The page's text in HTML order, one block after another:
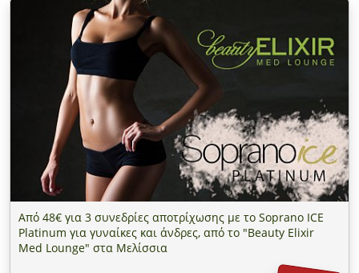
Από 48€ για 3 συνεδρίες αποτρίχωσης με το Soprano ICE
Platinum για γυναίκες και άνδρες, από το "Beauty Elixir
Med Lounge" στα Μελίσσια